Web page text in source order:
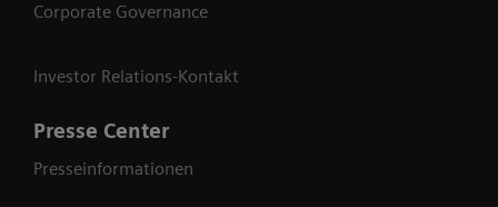
Corporate Governance
Investor Relations-Kontakt
Presse Center
Presseinformationen